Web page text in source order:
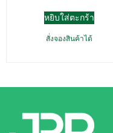
หยิบใส่ตะกร้า
สั่งจองสินค้าได้